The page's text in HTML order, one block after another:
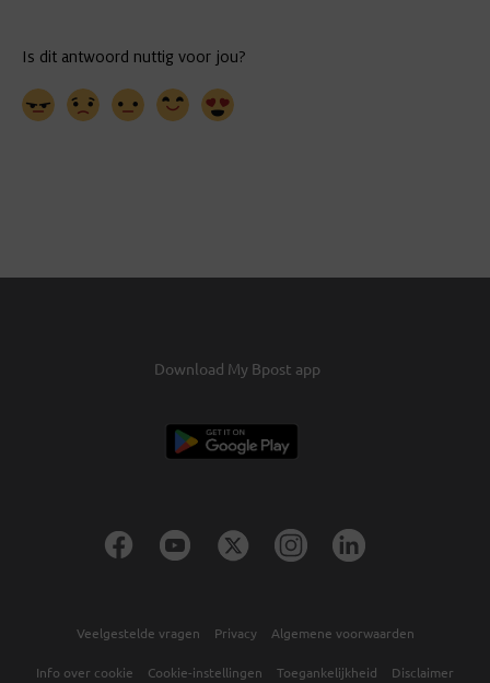
Download My Bpost app
Veelgestelde vragen Privacy Algemene voorwaarden
Info over cookie Cookie-instellingen Toegankelijkheid Disclaimer